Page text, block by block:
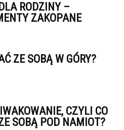
RODZINY –
ZAKOPANE
ZE SOBĄ W GÓRY?
CZYLI CO
SOBĄ POD NAMIOT?